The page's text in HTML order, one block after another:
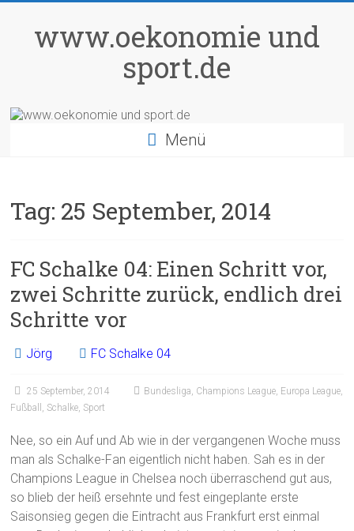
springenwww.oekonomie und
sport.de
Menü
Tag: 25 September, 2014
FC Schalke 04: Einen Schritt vor,
zwei Schritte zurück, endlich drei
Schritte vor
Jörg FC Schalke 04
25 September, 2014 Bundesliga, Champions League, Europa League,
Fußball , Schalke, Sport
Nee, so ein Auf und Ab wie in der vergangenen Woche muss
man als Schalke-Fan eigentlich nicht haben. Sah es in der
Champions League in Chelsea noch überraschend gut aus,
so blieb der heiß ersehnte und fest eingeplante erste
Saisonsieg gegen die Eintracht aus Frankfurt erst einmal